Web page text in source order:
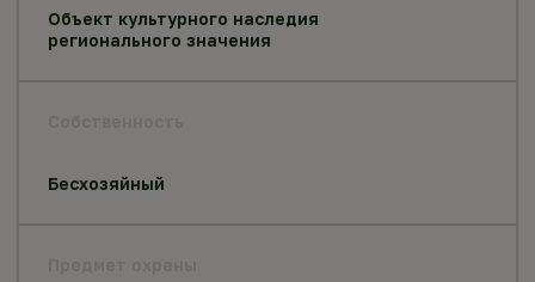
Объект культурного наследия
регионального значения
Бесхозяйный